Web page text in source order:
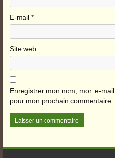
E-mail *
Site web
Enregistrer mon nom, mon e-
pour mon prochain commentaire.